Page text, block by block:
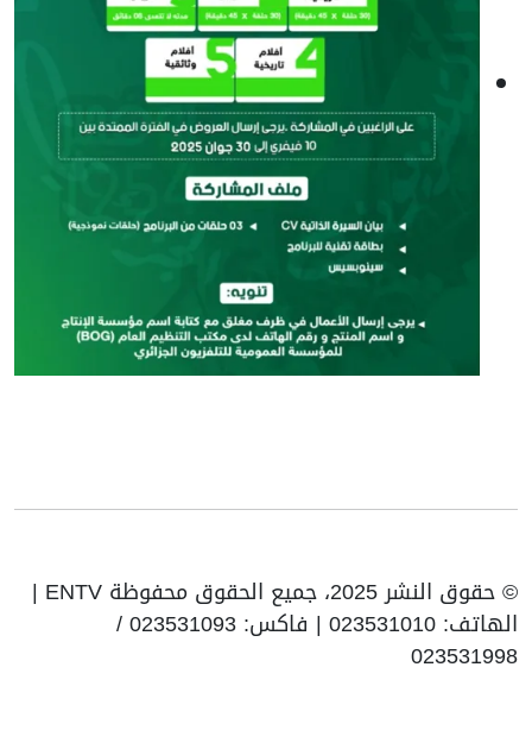
© حقوق النشر 2025، جميع الحقوق محفوظة ENTV |
الهاتف: 023531010 | فاكس: 023531093 /
023531998